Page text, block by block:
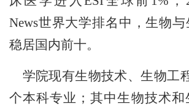
News世界大学排名中，生物
稳居国内前十。
学院现有生物技术、生物工
个本科专业；其中生物技术和